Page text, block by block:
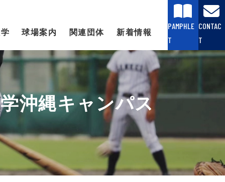
球場案内 関連団体 新着情報
PAMPHLE
T
CONTAC
T
沖縄キャンパス